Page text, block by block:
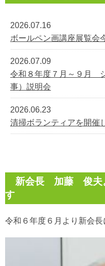
2026.07.16
ボールペン画講座展覧会
2026.07.09
令和８年度７月～９月
事）説明会
2026.06.23
清掃ボランティアを開催
新会長 加藤 俊夫
す
令和６年度６月より新会長